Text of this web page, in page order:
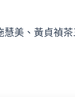
美、黃貞禎